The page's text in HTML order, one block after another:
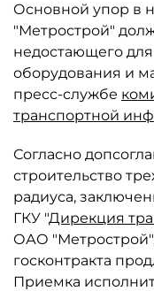
Основной упор в
"Метрострой"
недостающего
оборудования и
пресс-службе
транспортной
Согласно
строительство
радиуса,
ГКУ "Дирекция
ОАО
госконтракта
Приемка